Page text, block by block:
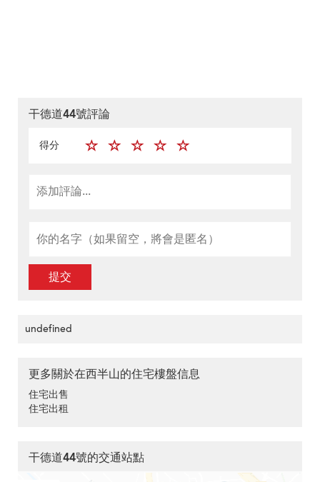
干德道44號評論
得分
提交
undefined
更多關於在西半山的住宅樓盤信息
住宅出售
住宅出租
干德道44號的交通站點